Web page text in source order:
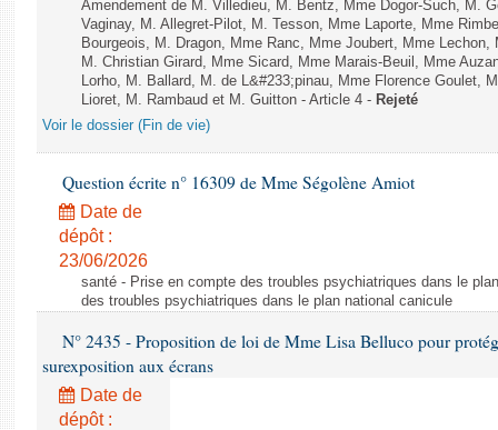
Amendement de M. Villedieu, M. Bentz, Mme Dogor-Such, M.
Vaginay, M. Allegret-Pilot, M. Tesson, Mme Laporte, Mme
Bourgeois, M. Dragon, Mme Ranc, Mme Joubert, Mme
M. Christian Girard, Mme Sicard, Mme Marais-Beuil, Mme
Lorho, M. Ballard, M. de L&#233;pinau, Mme Florence Goulet,
Lioret, M. Rambaud et M. Guitton - Article 4 - Rejeté
Voir le dossier (Fin de vie)
Question écrite n° 16309 de Mme Ségolène Amiot
Date de
dépôt :
23/06/2026
santé - Prise en compte des troubles psychiatriques dans le
des troubles psychiatriques dans le plan national canicule
N° 2435 - Proposition de loi de Mme Lisa Belluco pour
surexposition aux écrans
Date de
dépôt :